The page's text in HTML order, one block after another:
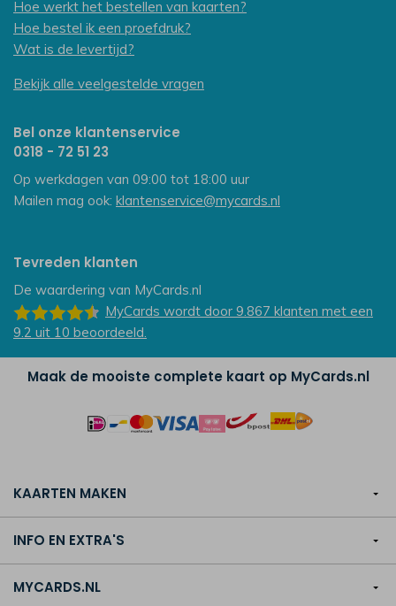
Hoe werkt het bestellen van kaarten?
Hoe bestel ik een proefdruk?
Wat is de levertijd?
Bekijk alle veelgestelde vragen
Bel onze klantenservice
0318 - 72 51 23
Op werkdagen van 09:00 tot 18:00 uur
Mailen mag ook: klantenservice@mycards.nl
Tevreden klanten
De waardering van MyCards.nl
MyCards wordt door 9.867 klanten met een
9.2 uit 10 beoordeeld.
Maak de mooiste complete kaart op MyCards.nl
KAARTEN MAKEN
INFO EN EXTRA'S
MYCARDS.NL